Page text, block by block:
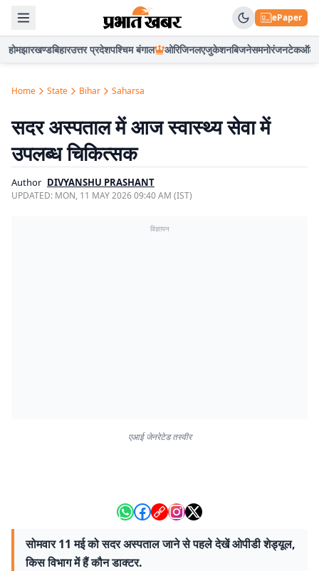
ePaper
होमझारखण्डबिहारउत्तर प्रदेशपश्चिम बंगाल ओरिजिनलएजुकेशनबिजनेसमनोरंजनटेकऑटो
Home State Bihar Saharsa
सदर अस्पताल में आज स्वास्थ्य सेवा में
उपलब्ध चिकित्सक
Author DIVYANSHU PRASHANT
UPDATED: MON, 11 MAY 2026 09:40 AM (IST)
विज्ञापन
एआई जेनरेटेड तस्वीर
सोमवार 11 मई को सदर अस्पताल जाने से पहले देखें ओपीडी शेड्यूल,
किस विभाग में हैं कौन डाक्टर.